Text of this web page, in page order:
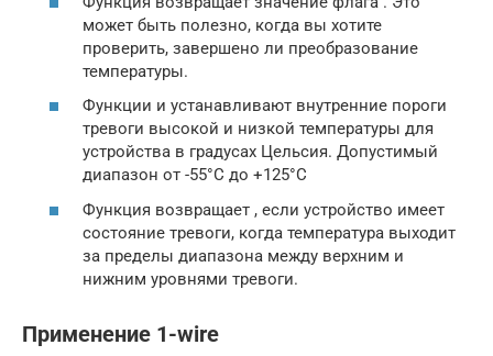
может быть полезно, когда вы хотите
проверить, завершено ли преобразование
температуры.
Функции и устанавливают внутренние пороги
тревоги высокой и низкой температуры для
устройства в градусах Цельсия. Допустимый
диапазон от -55°C до +125°C
Функция возвращает , если устройство имеет
состояние тревоги, когда температура выходит
за пределы диапазона между верхним и
нижним уровнями тревоги.
Применение 1-wire